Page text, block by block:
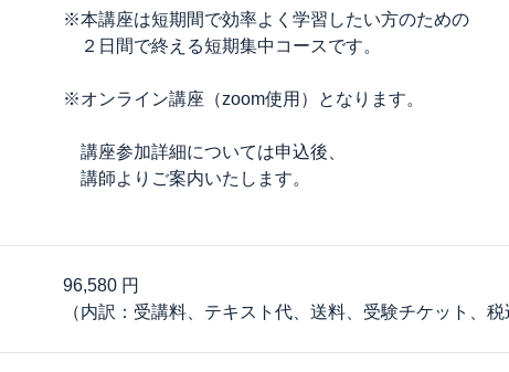
※本講座は短期間で効率よく学習したい方のための
２日間で終える短期集中コースです。
※オンライン講座（zoom使用）となります。
講座参加詳細については申込後、
講師よりご案内いたします。
96,580 円
（内訳：受講料、テキスト代、送料、受験チケット、税